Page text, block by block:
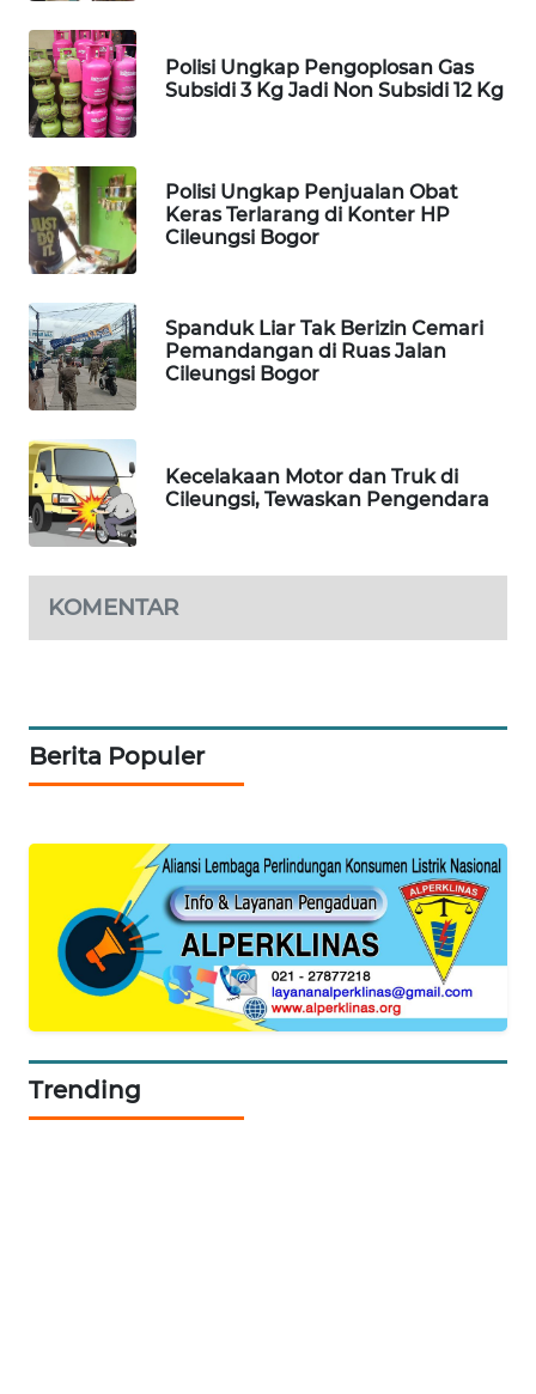
Polisi Ungkap Pengoplosan Gas
Subsidi 3 Kg Jadi Non Subsidi 12 Kg
Polisi Ungkap Penjualan Obat
Keras Terlarang di Konter HP
Cileungsi Bogor
Spanduk Liar Tak Berizin Cemari
Pemandangan di Ruas Jalan
Cileungsi Bogor
Kecelakaan Motor dan Truk di
Cileungsi, Tewaskan Pengendara
KOMENTAR
Berita Populer
Trending
KONSUMEN
LISTRIK
KELISTRIKAN
WALINKI
ID
MAWAKA
ID
NET
PLN
WATCH
MKLI
LKKI
KOPEKLIN
FORWAMKI